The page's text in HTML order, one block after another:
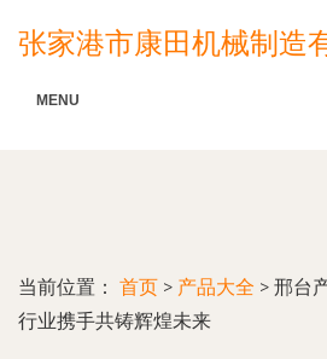
张家港市康田机械制造
MENU
当前位置： 首页 > 产品大全 > 邢台
行业携手共铸辉煌未来